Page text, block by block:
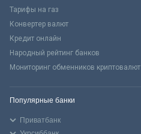
Тарифы на газ
Конвертер валют
Кредит онлайн
Народный рейтинг банков
Мониторинг обменников криптовалют
Популярные банки
Приватбанк